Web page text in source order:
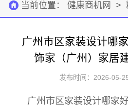
当前位置： 健康商机网 >
广州市区家装设计哪
饰家（广州）家居
发布时间：2026-05-
广州市区家装设计哪家